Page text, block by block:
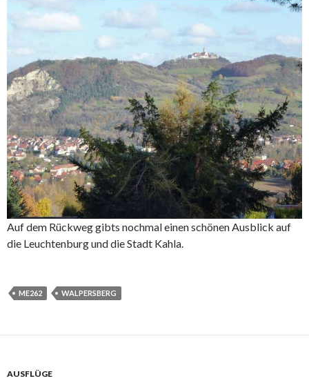
Auf dem Rückweg gibts nochmal einen schönen Ausblick auf
die Leuchtenburg und die Stadt Kahla.
ME262 WALPERSBERG
AUSFLÜGE